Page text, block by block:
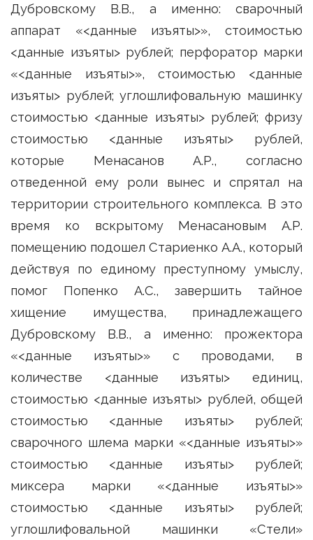
Дубровскому В.В., а именно: сварочный
аппарат «<данные изъяты>», стоимостью
<данные изъяты> рублей; перфоратор марки
«<данные изъяты>», стоимостью <данные
изъяты> рублей; углошлифовальную машинку
стоимостью <данные изъяты> рублей; фризу
стоимостью <данные изъяты> рублей,
которые Менасанов А.Р., согласно
отведенной ему роли вынес и спрятал на
территории строительного комплекса. В это
время ко вскрытому Менасановым А.Р.
помещению подошел Стариенко А.А., который
действуя по единому преступному умыслу,
помог Попенко А.С., завершить тайное
хищение имущества, принадлежащего
Дубровскому В.В., а именно: прожектора
«<данные изъяты>» с проводами, в
количестве <данные изъяты> единиц,
стоимостью <данные изъяты> рублей, общей
стоимостью <данные изъяты> рублей;
сварочного шлема марки «<данные изъяты>»
стоимостью <данные изъяты> рублей;
миксера марки «<данные изъяты>»
стоимостью <данные изъяты> рублей;
углошлифовальной машинки «Стели»